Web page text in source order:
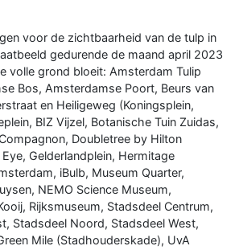
voor de zichtbaarheid van de tulp in
gedurende de maand april 2023
volle grond bloeit: Amsterdam Tulip
Bos, Amsterdamse Poort, Beurs van
en Heiligeweg (Koningsplein,
BIZ Vijzel, Botanische Tuin Zuidas,
Doubletree by Hilton
Gelderlandplein, Hermitage
iBulb, Museum Quarter,
NEMO Science Museum,
Rijksmuseum, Stadsdeel Centrum,
Stadsdeel Noord, Stadsdeel West,
Mile (Stadhouderskade), UvA